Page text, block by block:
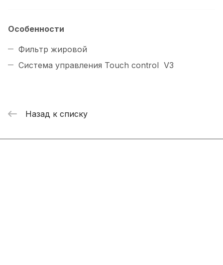
Особенности
Фильтр жировой
Система управления Touch control V3
Назад к списку